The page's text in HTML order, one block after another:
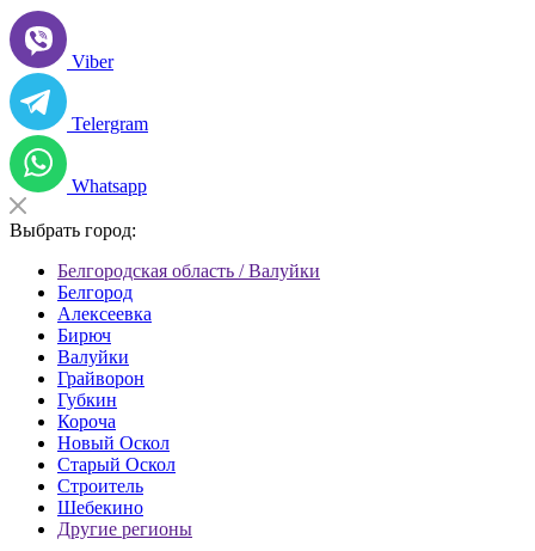
Viber
Telergram
Whatsapp
Выбрать город:
Белгородская область / Валуйки
Белгород
Алексеевка
Бирюч
Валуйки
Грайворон
Губкин
Короча
Новый Оскол
Старый Оскол
Строитель
Шебекино
Другие регионы